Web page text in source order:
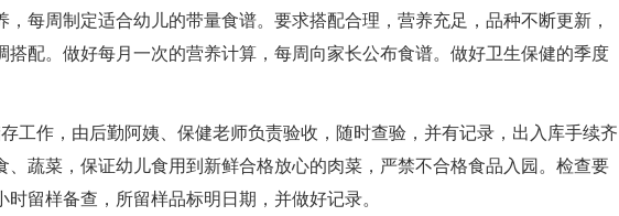
，每周制定适合幼儿的带量食谱。要求搭配合理，营养充足，品种不断更新，
搭配。做好每月一次的营养计算，每周向家长公布食谱。做好卫生保健的季度
作，由后勤阿姨、保健老师负责验收，随时查验，并有记录，出入库手续齐
、蔬菜，保证幼儿食用到新鲜合格放心的肉菜，严禁不合格食品入园。检查要
留样备查，所留样品标明日期，并做好记录。